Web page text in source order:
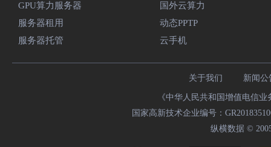
GPU算力服务器
服务器租用
服务器托管
国外云算力
动态PPTP
云手机
关于我们 新闻公
《中华人民共和国增值电信
国家高新技术企业编号：
纵横数据 ©